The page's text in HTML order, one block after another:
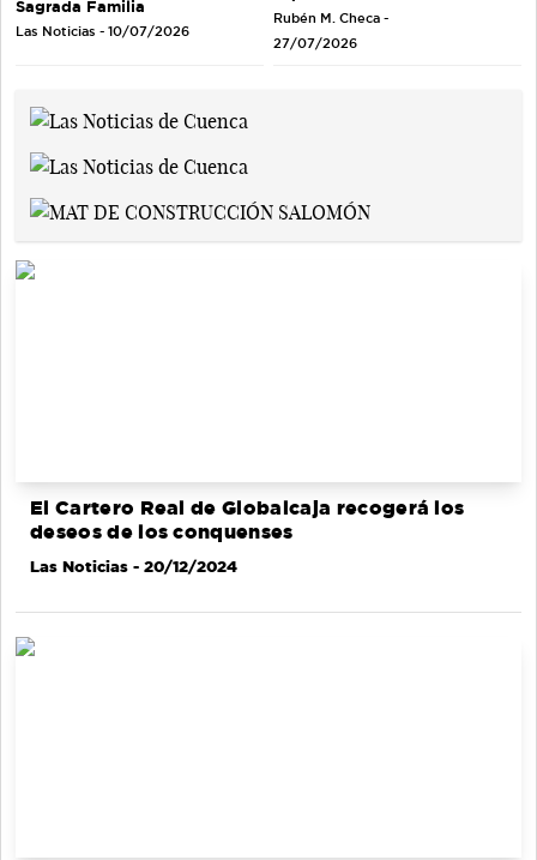
Sagrada Familia
Las Noticias - 10/07/2026
Rubén M. Checa -
27/07/2026
El Cartero Real de Globalcaja recogerá los
deseos de los conquenses
Las Noticias - 20/12/2024